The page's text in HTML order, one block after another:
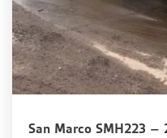
San Marco SMH223